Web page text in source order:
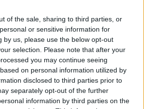
of the sale, sharing to third parties, or
or sensitive information for
by us, please use the below opt-out
selection. Please note that after your
you may continue seeing
on personal information utilized by
disclosed to third parties prior to
separately opt-out of the further
information by third parties on the
σε δημόσιους χώρους
Ανδρουλάκη στο Ηράκλειο
σ”αγκαλιάζω”: Συναυλία αγάπης στις